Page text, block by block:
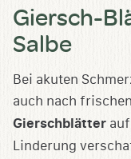
Giersch-
Salbe
Bei akuten
auch nach
Gierschblätter
Linderung